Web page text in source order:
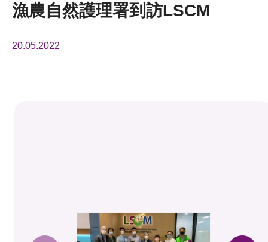
獎項
漁農自然護理署到訪LSCM
20.05.2022